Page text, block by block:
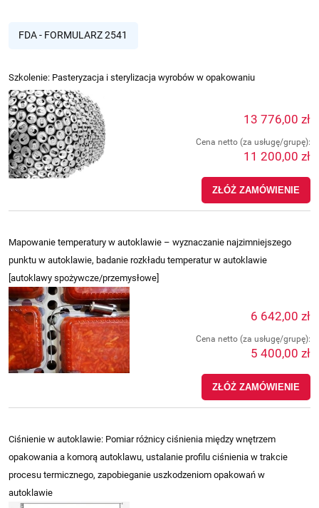
FDA - FORMULARZ 2541
Szkolenie: Pasteryzacja i sterylizacja wyrobów w opakowaniu
13 776,00 zł
Cena netto (za usługę/grupę):
11 200,00 zł
ZŁÓŻ ZAMÓWIENIE
Mapowanie temperatury w autoklawie – wyznaczanie najzimniejszego
punktu w autoklawie, badanie rozkładu temperatur w autoklawie
[autoklawy spożywcze/przemysłowe]
6 642,00 zł
Cena netto (za usługę/grupę):
5 400,00 zł
ZŁÓŻ ZAMÓWIENIE
Ciśnienie w autoklawie: Pomiar różnicy ciśnienia między wnętrzem
opakowania a komorą autoklawu, ustalanie profilu ciśnienia w trakcie
procesu termicznego, zapobieganie uszkodzeniom opakowań w
autoklawie